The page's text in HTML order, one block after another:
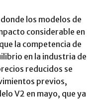
los modelos de
considerable en
la competencia de
en la industria de
reducidos se
previos,
V2 en mayo, que ya